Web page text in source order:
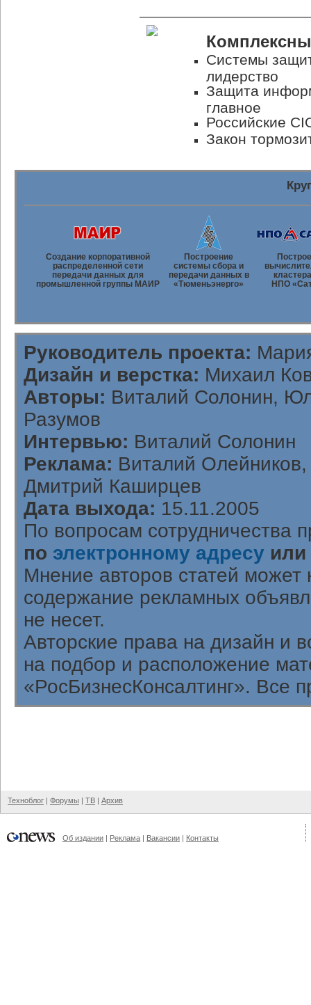
Системы
лидерство
Защита
главное
Российские
Закон
Создание корпоративной
распределенной сети
передачи данных для
промышленной группы МАИР
Построение
системы сбора и
передачи данных в
«Тюменьэнерго»
НПО
Руководитель проекта:
Дизайн и верстка: Михаил
Авторы: Виталий Солонин,
Разумов
Интервью: Виталий Солонин
Реклама: Виталий
Дмитрий Каширцев
Дата выхода: 15.11.2005
По вопросам сотрудничества
по электронному адресу
Мнение авторов статей может
содержание рекламных
не несет.
Авторские права на дизайн и
на подбор и расположение
«РосБизнесКонсалтинг». Все
Техноблог | Форумы | ТВ | Архив
Об издании | Реклама | Вакансии | Контакты